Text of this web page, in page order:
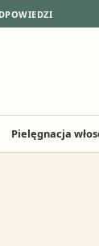
Pielęgnacja